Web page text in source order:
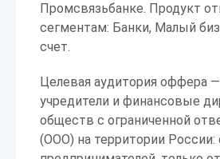
Промсвязьбанке. Продукт
сегментам: Банки, Малый
счет.
Целевая аудитория оффера
учредители и финансовые
обществ с ограниченной
(ООО) на территории